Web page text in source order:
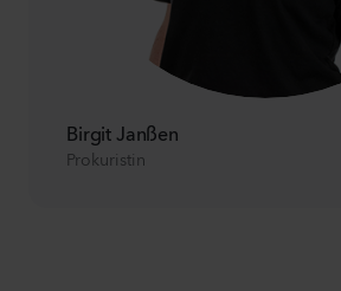
Birgit Janßen
Prokuristin